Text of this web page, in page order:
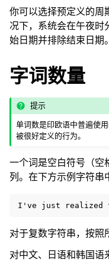
你可以选择预定义的周
况下，系统会在午夜时
始日期并排除结束日期。
字词数量
提示
单词数是印欧语中普遍使
被很好定义的行为。
一个词是空白符号（空
列。在下方示例字符串
对于复数字符串，按照
对中文、日语和韩国语